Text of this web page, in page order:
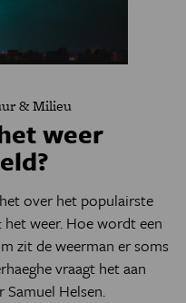
& Milieu
weer
over het populairste
weer. Hoe wordt een
zit de weerman er soms
vraagt het aan
Helsen.